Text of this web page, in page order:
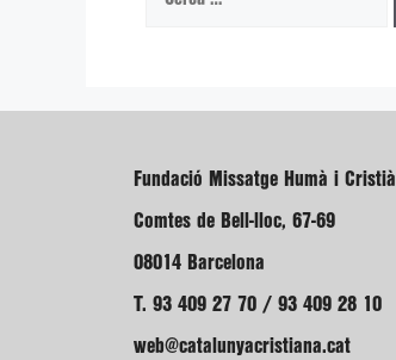
Fundació Missatge Humà i Cristià
Comtes de Bell-lloc, 67-69
08014 Barcelona
T. 93 409 27 70 / 93 409 28 10
web@catalunyacristiana.cat